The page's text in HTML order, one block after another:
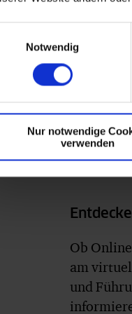
Notwendig
Nur notwendige
verwenden
Ob
am
und